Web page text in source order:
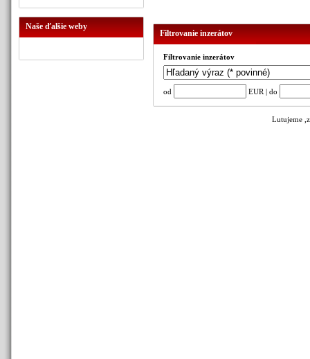
Naše ďalšie weby
Filtrovanie inzerátov
Filtrovanie inzerátov
od EUR | do
Lutujeme